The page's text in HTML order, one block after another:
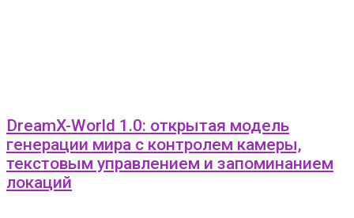
DreamX-World 1.0: открытая модель
генерации мира с контролем камеры,
текстовым управлением и запоминанием
локаций